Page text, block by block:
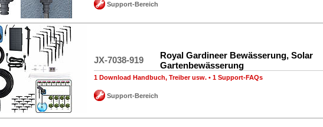
Support-Bereich
JX-7038-919
Royal Gardineer Bewässerung, Solar
Gartenbewässerung
1 Download Handbuch, Treiber usw. • 1 Support-FAQs
Support-Bereich